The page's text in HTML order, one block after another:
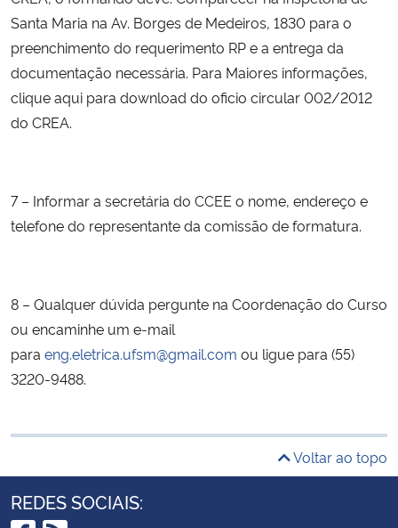
Santa Maria na Av. Borges de Medeiros, 1830 para o
preenchimento do requerimento RP e a entrega da
documentação necessária. Para Maiores informações,
clique aqui para download do oficio circular 002/2012
do CREA.
7 – Informar a secretária do CCEE o nome, endereço e
telefone do representante da comissão de formatura.
8 – Qualquer dúvida pergunte na Coordenação do Curso
ou encaminhe um e-mail
para eng.eletrica.ufsm@gmail.com ou ligue para (55)
3220-9488.
Voltar ao topo
REDES SOCIAIS: